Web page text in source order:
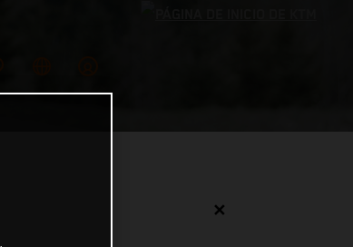
✕